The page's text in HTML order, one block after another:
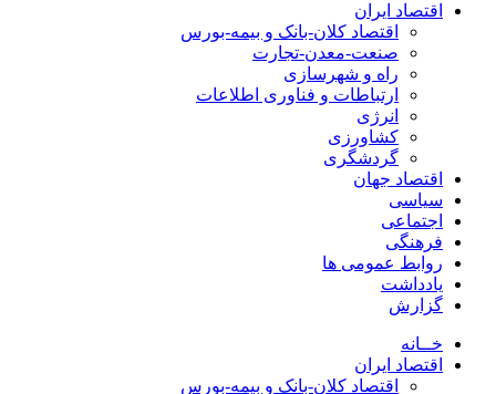
اقتصاد ایران
اقتصاد کلان-بانک و بیمه-بورس
صنعت-معدن-تجارت
راه و شهرسازی
ارتباطات و فناوری اطلاعات
انرژی
کشاورزی
گردشگری
اقتصاد جهان
سیاسی
اجتماعی
فرهنگی
روابط عمومی ها
یادداشت
گزارش
خــانه
اقتصاد ایران
اقتصاد کلان-بانک و بیمه-بورس